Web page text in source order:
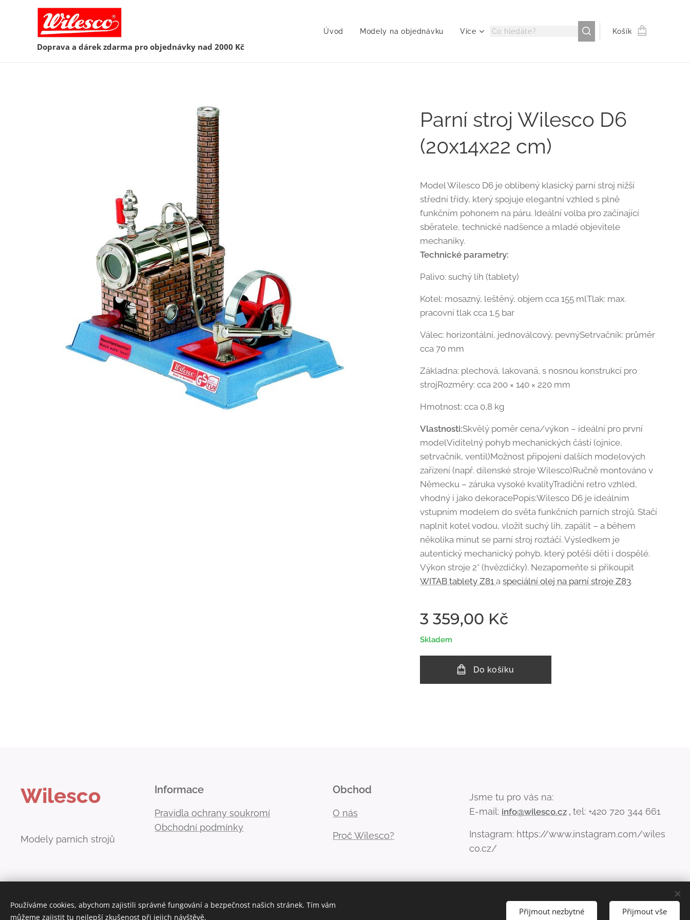
Doprava a dárek zdarma pro objednávky nad 2000 Kč
Úvod Modely na objednávku Více Košík
Parní stroj Wilesco D6
(20x14x22 cm)
Model Wilesco D6 je oblíbený klasický parní stroj nižší
střední třídy, který spojuje elegantní vzhled s plně
funkčním pohonem na páru. Ideální volba pro začínající
sběratele, technické nadšence a mladé objevitele
mechaniky.
Technické parametry:
Palivo: suchý líh (tablety)
Kotel: mosazný, leštěný, objem cca 155 mlTlak: max.
pracovní tlak cca 1,5 bar
Válec: horizontální, jednoválcový, pevnýSetrvačník: průměr
cca 70 mm
Základna: plechová, lakovaná, s nosnou konstrukcí pro
strojRozměry: cca 200 × 140 × 220 mm
Hmotnost: cca 0,8 kg
Vlastnosti:Skvělý poměr cena/výkon – ideální pro první
modelViditelný pohyb mechanických částí (ojnice,
setrvačník, ventil)Možnost připojení dalších modelových
zařízení (např. dílenské stroje Wilesco)Ručně montováno v
Německu – záruka vysoké kvalityTradiční retro vzhled,
vhodný i jako dekoracePopis:Wilesco D6 je ideálním
vstupním modelem do světa funkčních parních strojů. Stačí
naplnit kotel vodou, vložit suchý líh, zapálit – a během
několika minut se parní stroj roztáčí. Výsledkem je
autentický mechanický pohyb, který potěší děti i dospělé.
Výkon stroje 2* (hvězdičky). Nezapomeňte si přikoupit
WITAB tablety Z81aspeciální olej na parní stroje Z83.
3 359,00 Kč
Skladem
Do košíku
Wilesco
Modely parních strojů
Informace
Pravidla ochrany soukromí
Obchodní podmínky
Obchod
O nás
Proč Wilesco?
Jsme tu pro vás na:
E-mail: info@wilesco.cz, tel: +420 720 344 661
Instagram: https://www.instagram.com/wiles
co.cz/
Používáme cookies, abychom zajistili správné fungování a bezpečnost našich stránek. Tím vám
můžeme zajistit tu nejlepší zkušenost při jejich návštěvě.
Přijmout nezbytné Přijmout vše